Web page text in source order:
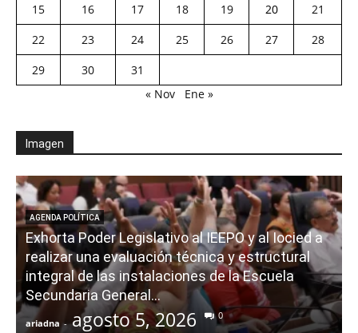
15
16 17 18 19 20
21
22
23 24 25 26 27
28
29
30
31
« Nov
Ene »
Imagen
AGENDA POLÍTICA
Exhorta Poder Legislativo al IEEPO y al Iocied a
realizar una evaluación técnica y estructural
integral de las instalaciones de la Escuela
Secundaria General...
ariadna - agosto 5, 2026 0